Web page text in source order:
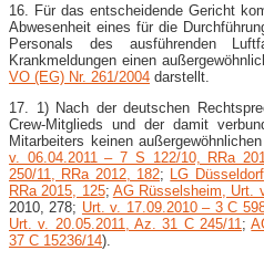
16. Für das entscheidende Gericht
Abwesenheit eines für die
Personals des ausführenden
Krankmeldungen einen
VO (EG) Nr. 261/2004 darstellt.
17. 1) Nach der deutschen
Crew-​Mitglieds und der damit
Mitarbeiters keinen
v. 06.04.2011 – 7 S 122/10, RRa
250/11, RRa 2012, 182; LG
RRa 2015, 125; AG Rüsselsheim, Urt.
2010, 278; Urt. v. 17.09.2010 – 3 C
Urt. v. 20.05.2011, Az. 31 C 245/11 ;
37 C 15236/14).